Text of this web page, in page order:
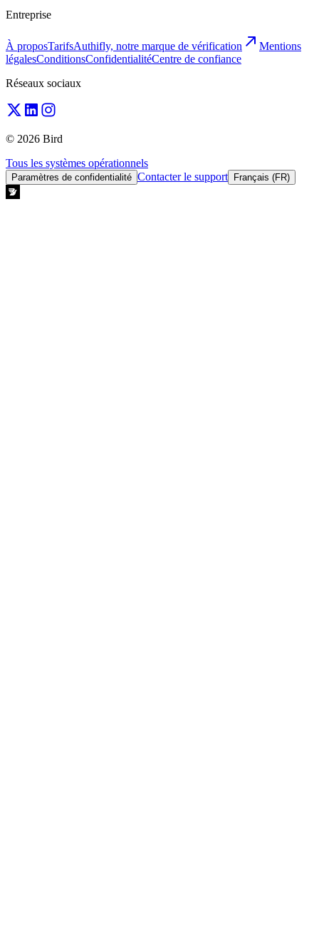
Entreprise
À proposTarifsAuthifly, notre marque de vérification
Mentions
légalesConditionsConfidentialitéCentre de confiance
Réseaux sociaux
© 2026 Bird
Tous les systèmes opérationnels
Paramètres de confidentialité Contacter le support Français (FR)